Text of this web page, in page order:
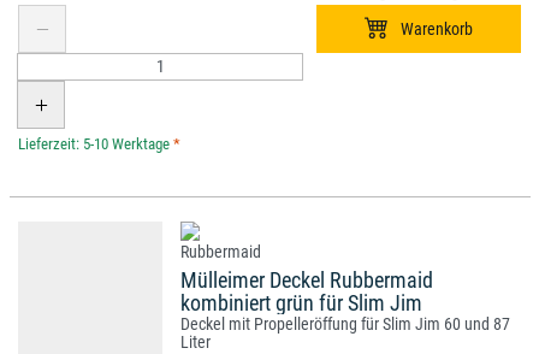
*
Mülleimer Deckel Rubbermaid
kombiniert grün für Slim Jim
Deckel mit Propelleröffung für Slim Jim 60 und 87
Liter